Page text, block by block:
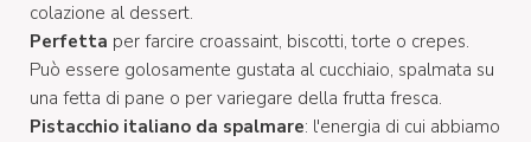
colazione al dessert.
Perfetta per farcire croassaint, biscotti, torte o crepes.
Può essere golosamente gustata al cucchiaio, spalmata su
una fetta di pane o per variegare della frutta fresca.
Pistacchio italiano da spalmare: l'energia di cui abbiamo